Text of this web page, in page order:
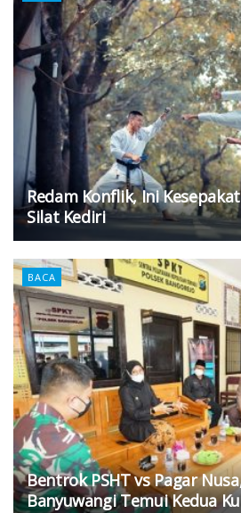
Redam Konflik, Ini
Silat Kediri
BACA
Bentrok PSHT vs Pagar
Banyuwangi Temui Kedua